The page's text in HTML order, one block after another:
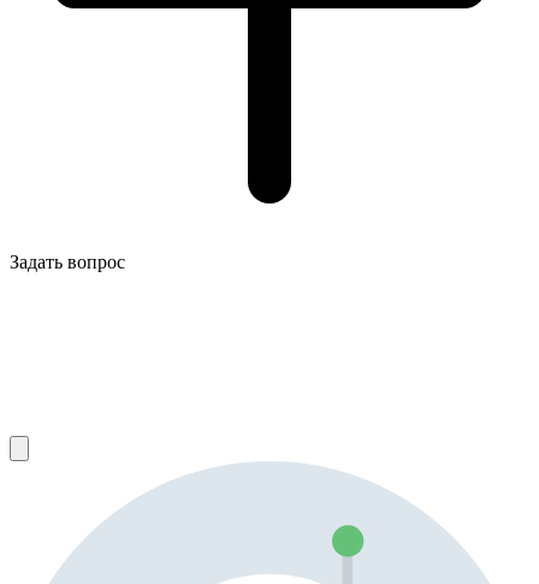
Задать вопрос